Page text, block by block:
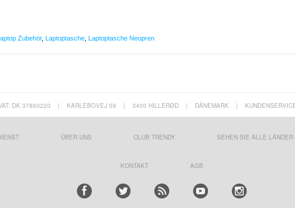
Zubehör, Laptoptasche Laptoptasche Neopren
DK 37860220 | KARLEBOVEJ 59 | 3400 HILLERØD | DÄNEMARK |
ÜBER UNS CLUB TRENDY SEHEN SIE ALLE LÄNDER
KONTAKT AGB